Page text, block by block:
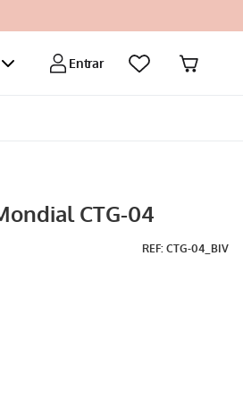
Entrar
CTG-04
: CTG-04_BIV